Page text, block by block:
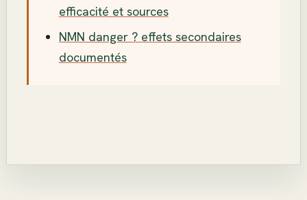
efficacité et sources
NMN danger ? effets secondaires
documentés